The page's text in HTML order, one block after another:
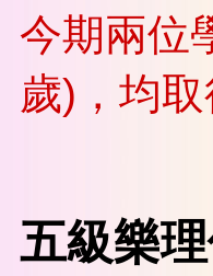
今期兩位
歲)，均
五級樂